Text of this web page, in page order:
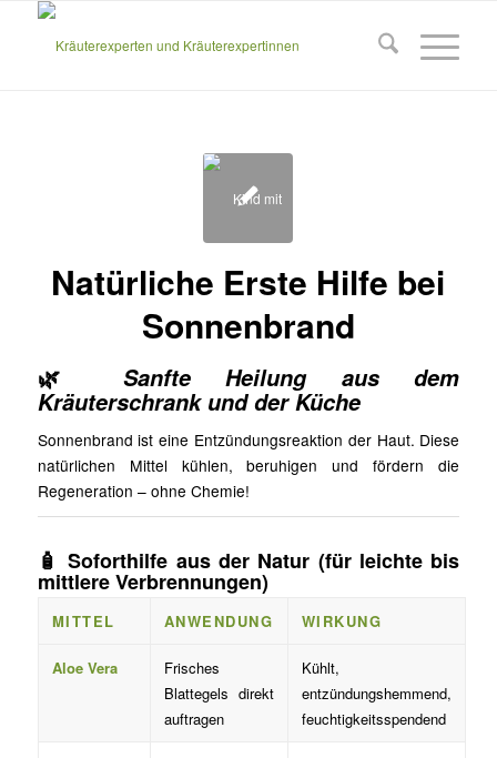
Natürliche Erste Hilfe bei
Sonnenbrand
🌿 Sanfte Heilung aus dem
Kräuterschrank und der Küche
Sonnenbrand ist eine Entzündungsreaktion der Haut. Diese
natürlichen Mittel kühlen, beruhigen und fördern die
Regeneration – ohne Chemie!
🧴Soforthilfe aus der Natur (für leichte bis
mittlere Verbrennungen)
MITTEL ANWENDUNG WIRKUNG
Aloe Vera
Frisches
Blattegels direkt
auftragen
Kühlt,
entzündungshemmend,
feuchtigkeitsspendend